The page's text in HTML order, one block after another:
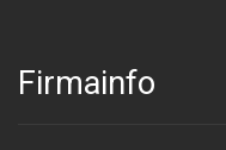
Firmainfo